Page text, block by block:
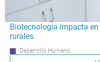
Biotecnología impacta
rurales
Desarrollo Humano